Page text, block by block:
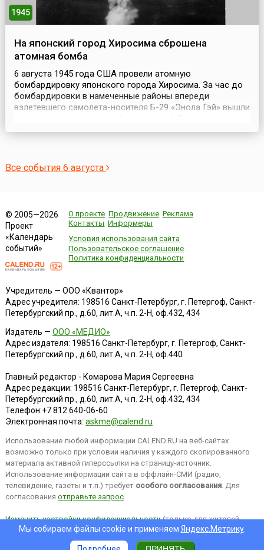
1945
На японский город Хиросима сброшена
атомная бомба
6 августа 1945 года США провели атомную
бомбардировку японского города Хиросима. За час до
бомбардировки в намеченные районы впереди
взлетевшего самолета-носителя Б-29 «Энола Гэй» вышли
самолета-носителя следовал самолет с аппаратурой,
результаты взрыва. ...
Все события 6 августа
© 2005—2026
Проект
«Календарь
событий»
О проекте Продвижение Реклама
Контакты Информеры
Условия использования сайта
Пользовательское соглашение
Политика конфиденциальности
Учредитель — ООО «Квантор»
Адрес учредителя: 198516 Санкт-Петербург, г. Петергоф, Санкт-
Петербургский пр., д.60, лит.А, ч.п. 2-Н, оф.432, 434
Издатель — ООО «МЕДИО»
Адрес издателя: 198516 Санкт-Петербург, г. Петергоф, Санкт-
Петербургский пр., д.60, лит.А, ч.п. 2-Н, оф.440
Главный редактор - Комарова Мария Сергеевна
Адрес редакции: 198516 Санкт-Петербург, г. Петергоф, Санкт-
Петербургский пр., д.60, лит.А, ч.п. 2-Н, оф.432, 434
Телефон:+7 812 640-06-60
Электронная почта: askme@calend.ru
Использование любой информации CALEND.RU на веб-сайтах
возможно только при условии наличия у каждого скопированного
материала активной гиперссылки на страницу-источник.
Использование информации сайта в оффлайн-СМИ (радио,
телевидение, газеты и т.п.) требует особого согласования. Для
согласования отправьте запрос.
Изменить настройки конфиденциальности(только для жителей
EEA).Мы собираем файлы cookie и применяем Яндекс.Метрику.